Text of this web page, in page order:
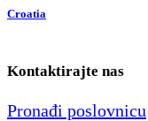
Croatia
Kontaktirajte nas
Pronađi poslovnicu